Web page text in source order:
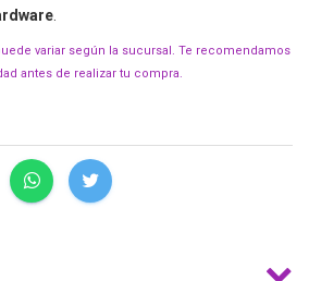
variar según la sucursal. Te recomendamos
antes de realizar tu compra.